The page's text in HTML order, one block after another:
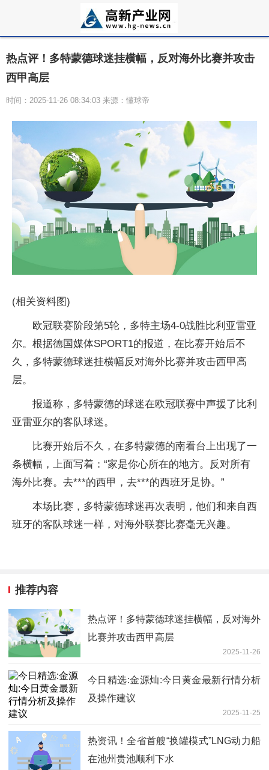
热点评！多特蒙德球迷挂横幅，反对海外比赛并攻击
西甲高层
时间：2025-11-26 08:34:03 来源：懂球帝
(相关资料图)
欧冠联赛阶段第5轮，多特主场4-0战胜比利亚雷亚
尔。根据德国媒体SPORT1的报道，在比赛开始后不
久，多特蒙德球迷挂横幅反对海外比赛并攻击西甲高
层。
报道称，多特蒙德的球迷在欧冠联赛中声援了比利
亚雷亚尔的客队球迷。
比赛开始后不久，在多特蒙德的南看台上出现了一
条横幅，上面写着：“家是你心所在的地方。反对所有
海外比赛。去***的西甲，去***的西班牙足协。”
本场比赛，多特蒙德球迷再次表明，他们和来自西
班牙的客队球迷一样，对海外联赛比赛毫无兴趣。
推荐内容
热点评！多特蒙德球迷挂横幅，反对海外
比赛并攻击西甲高层
2025-11-26
今日精选:金源灿:今日黄金最新行情分析
及操作建议
2025-11-25
热资讯！全省首艘“换罐模式”LNG动力船
在池州贵池顺利下水